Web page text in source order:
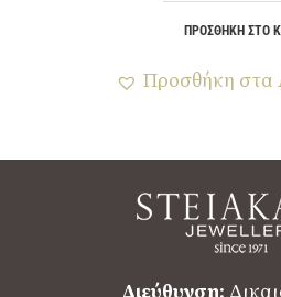
ΠΡΟΣΘΉΚΗ ΣΤΟ
Προσθήκη στα
Διεύθυνση: